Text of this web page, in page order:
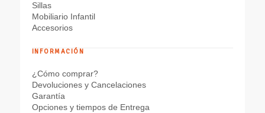
Sillas
Mobiliario Infantil
Accesorios
INFORMACIÓN
¿Cómo comprar?
Devoluciones y Cancelaciones
Garantía
Opciones y tiempos de Entrega